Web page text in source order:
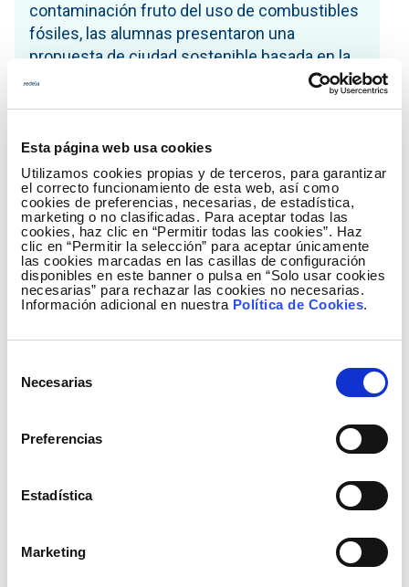
Esta página web usa cookies
Utilizamos cookies propias y de terceros, para garantizar
el correcto funcionamiento de esta web, así como
cookies de preferencias, necesarias, de estadística,
marketing o no clasificadas. Para aceptar todas las
cookies, haz clic en “Permitir todas las cookies”. Haz
clic en “Permitir la selección” para aceptar únicamente
las cookies marcadas en las casillas de configuración
disponibles en este banner o pulsa en “Solo usar cookies
necesarias” para rechazar las cookies no necesarias.
Información adicional en nuestra Política de Cookies.
Necesarias
Preferencias
Estadística
Marketing
contaminación fruto del uso de combustibles
fósiles, las alumnas presentaron una
propuesta de ciudad sostenible basada en la
promoción del transporte público sin
de energía solar.
Para ello, el prototipo incluía sensores LDR en
las farolas de modo que estas solo se
mantienen encendidas cuando la luz natural
escasea y paneles solares para alimentar un
luminoso de bienvenida a su municipio. Su
iniciativa supone un ahorro energético de 10
3 millones de euros.